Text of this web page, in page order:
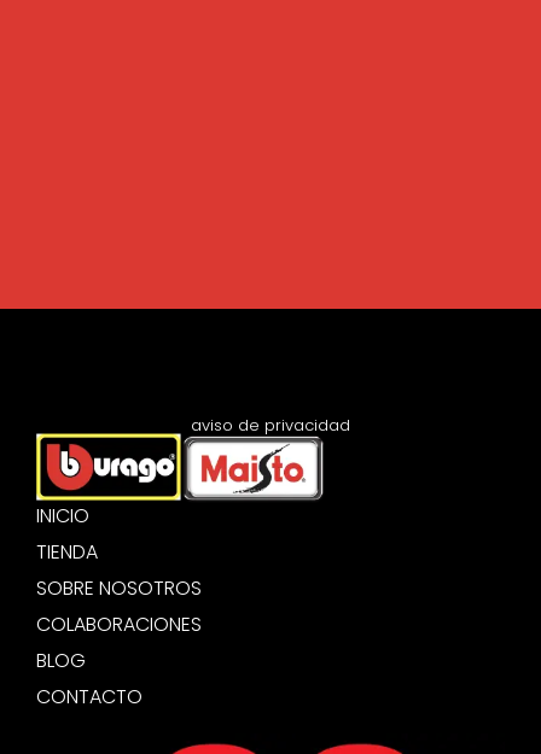
INICIO
TIENDA
SOBRE NOSOTROS
COLABORACIONES
BLOG
CONTACTO
aviso de privacidad